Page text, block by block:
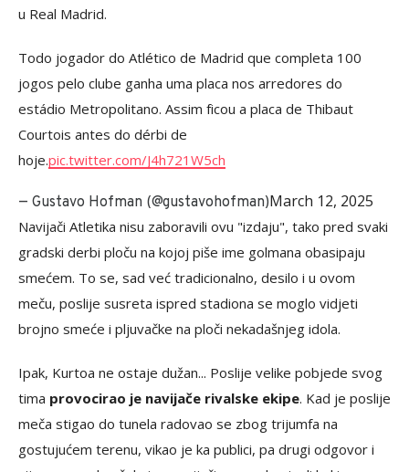
u Real Madrid.
Todo jogador do Atlético de Madrid que completa 100
jogos pelo clube ganha uma placa nos arredores do
estádio Metropolitano. Assim ficou a placa de Thibaut
Courtois antes do dérbi de
hoje.pic.twitter.com/J4h721W5ch
— Gustavo Hofman (@gustavohofman)March 12, 2025
Navijači Atletika nisu zaboravili ovu "izdaju", tako pred svaki
gradski derbi ploču na kojoj piše ime golmana obasipaju
smećem. To se, sad već tradicionalno, desilo i u ovom
meču, poslije susreta ispred stadiona se moglo vidjeti
brojno smeće i pljuvačke na ploči nekadašnjeg idola.
Ipak, Kurtoa ne ostaje dužan... Poslije velike pobjede svog
tima provocirao je navijače rivalske ekipe. Kad je poslije
meča stigao do tunela radovao se zbog trijumfa na
gostujućem terenu, vikao je ka publici, pa drugi odgovor i